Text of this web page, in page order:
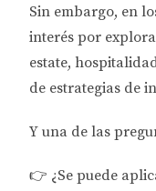
Sin embargo, en
interés por
estate,
de estrategias de
Y una de las
👉 ¿Se puede